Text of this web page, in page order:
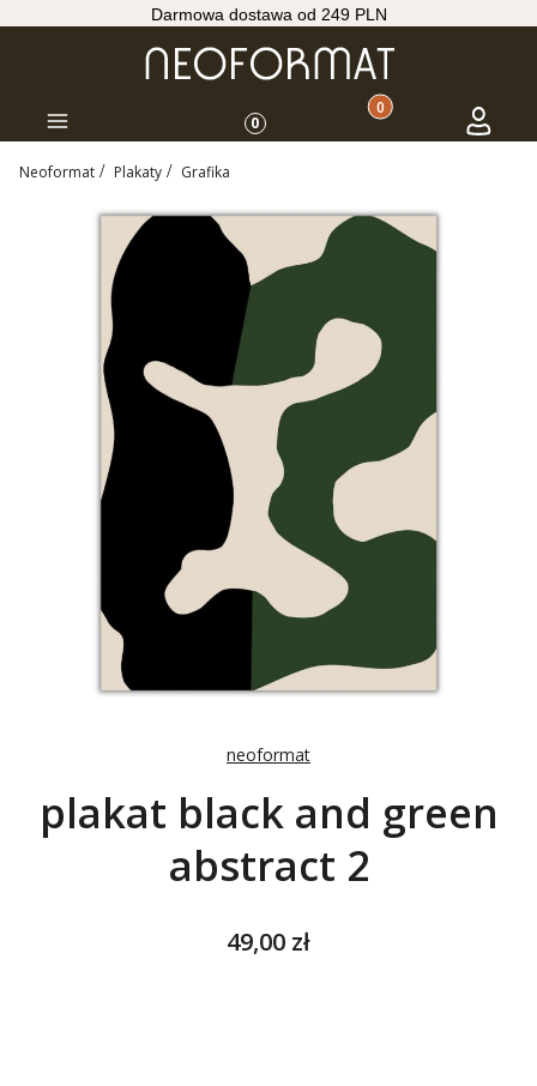
Darmowa dostawa od 249 PLN
Menu 0 Produkty w koszyku:
Koszyk Zaloguj
Neoformat Plakaty Grafika
neoformat
plakat black and green
abstract 2
Cena
49,00 zł